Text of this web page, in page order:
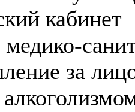
кабинет
за